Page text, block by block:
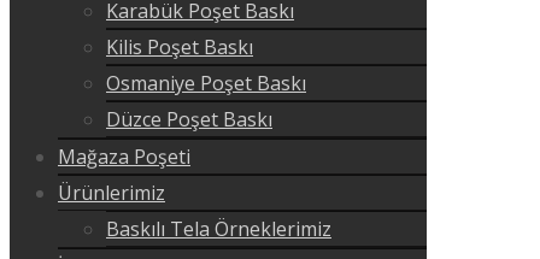
Karabük Poşet Baskı
Kilis Poşet Baskı
Osmaniye Poşet Baskı
Düzce Poşet Baskı
Mağaza Poşeti
Ürünlerimiz
Baskılı Tela Örneklerimiz